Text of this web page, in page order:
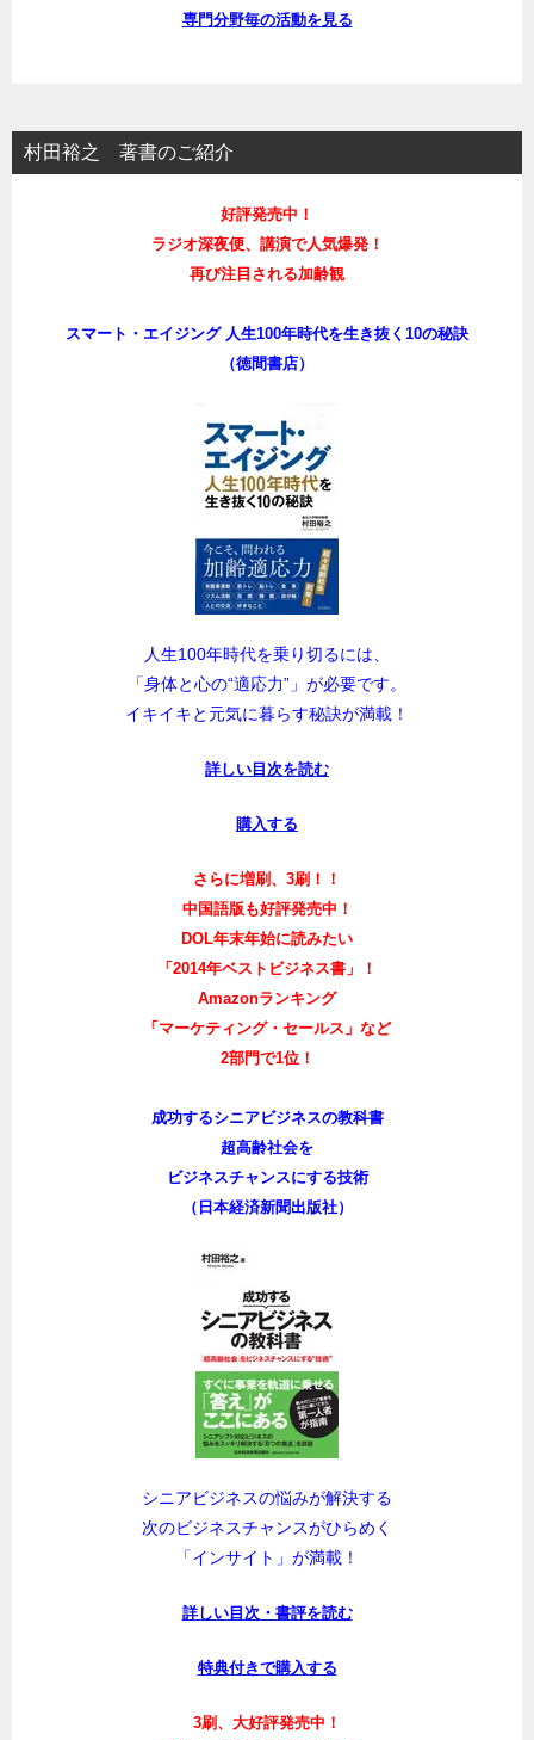
専門分野毎の活動を見る
村田裕之 著書のご紹介
好評発売中！
ラジオ深夜便、講演で人気爆発！
再び注目される加齢観
スマート・エイジング 人生100年時代を生き抜く10の秘訣
（徳間書店）
人生100年時代を乗り切るには、
「身体と心の“適応力”」が必要です。
イキイキと元気に暮らす秘訣が満載！
詳しい目次を読む
購入する
さらに増刷、3刷！！
中国語版も好評発売中！
DOL年末年始に読みたい
「2014年ベストビジネス書」！
Amazonランキング
「マーケティング・セールス」など
2部門で1位！
成功するシニアビジネスの教科書
超高齢社会を
ビジネスチャンスにする技術
（日本経済新聞出版社）
シニアビジネスの悩みが解決する
次のビジネスチャンスがひらめく
「インサイト」が満載！
詳しい目次・書評を読む
特典付きで購入する
3刷、大好評発売中！